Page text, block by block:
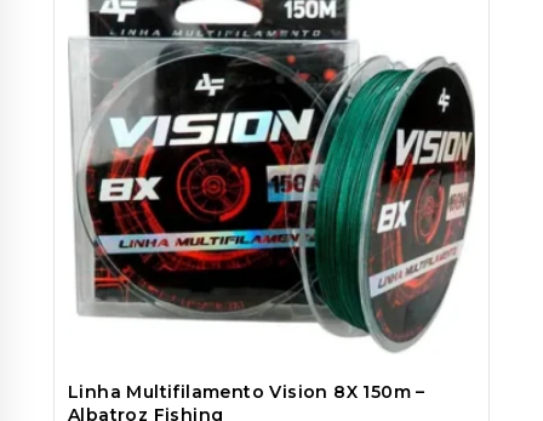
Linha Multifilamento Vision 8X 150m –
Albatroz Fishing